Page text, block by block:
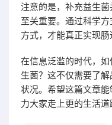
注意的是，补充益生
至关重要。通过科学
方式，才能真正实现肠
在信息泛滥的时代，
生菌？这不仅需要了
状况。希望这篇文章
力大家走上更的生活道